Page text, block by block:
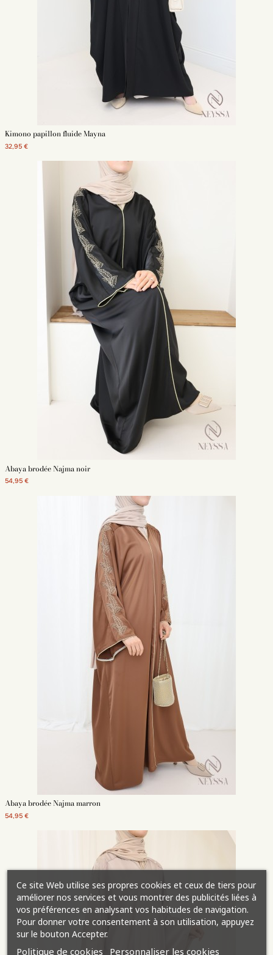
Kimono papillon fluide Mayna
32,95 €
Abaya brodée Najma noir
54,95 €
Abaya brodée Najma marron
54,95 €
Ce site Web utilise ses propres cookies et ceux de tiers pour
améliorer nos services et vous montrer des publicités liées à
vos préférences en analysant vos habitudes de navigation.
Pour donner votre consentement à son utilisation, appuyez
sur le bouton Accepter.
Politique de cookies Personnaliser les cookies